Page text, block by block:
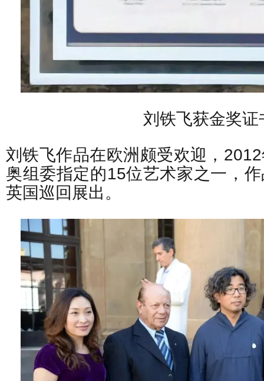
刘铁飞获金奖证
刘铁飞作品在欧洲颇受欢迎，
奥组委指定的15位艺术家之一，
英国巡回展出。